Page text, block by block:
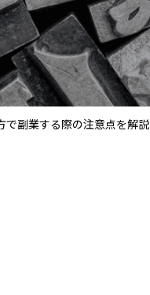
で副業する際の注意点を解説